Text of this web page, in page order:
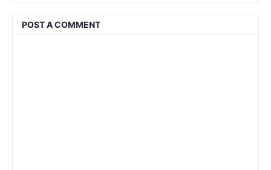
POST A COMMENT